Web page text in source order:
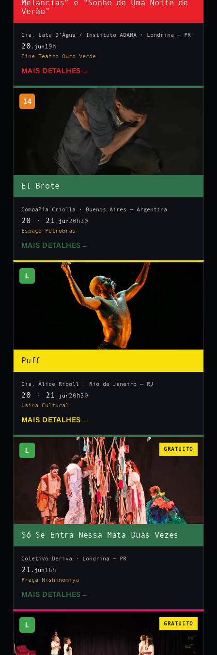
Melancias” e “Sonho de Uma Noite de
Verão”
Cia. Lata D’Água / Instituto ADAMA · Londrina — PR
20 .jun 19h
Cine Teatro Ouro Verde
MAIS DETALHES →
14
El Brote
Compañía Criolla · Buenos Aires — Argentina
20 · 21 .jun20h30
Espaço Petrobras
MAIS DETALHES →
L
Puff
Cia. Alice Ripoll · Rio de Janeiro — RJ
20 · 21 .jun20h30
Usina Cultural
MAIS DETALHES →
L GRATUITO
Só Se Entra Nessa Mata Duas Vezes
Coletivo Deriva · Londrina — PR
21 .jun 16h
Praça Nishinomiya
MAIS DETALHES →
L GRATUITO